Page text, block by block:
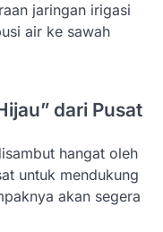
jaringan irigasi
air ke sawah
dari Pusat
hangat oleh
untuk mendukung
akan segera